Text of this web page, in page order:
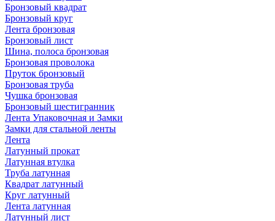
Бронзовый квадрат
Бронзовый круг
Лента бронзовая
Бронзовый лист
Шина, полоса бронзовая
Бронзовая проволока
Пруток бронзовый
Бронзовая труба
Чушка бронзовая
Бронзовый шестигранник
Лента Упаковочная и Замки
Замки для стальной ленты
Лента
Латунный прокат
Латунная втулка
Труба латунная
Квадрат латунный
Круг латунный
Лента латунная
Латунный лист